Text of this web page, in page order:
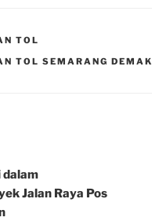
TOL
TOL SEMARANG DEMAK
dalam
Jalan Raya Pos